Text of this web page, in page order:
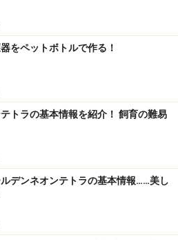
をペットボトルで作る！
トラの基本情報を紹介！ 飼育の難易
デンネオンテトラの基本情報……美し